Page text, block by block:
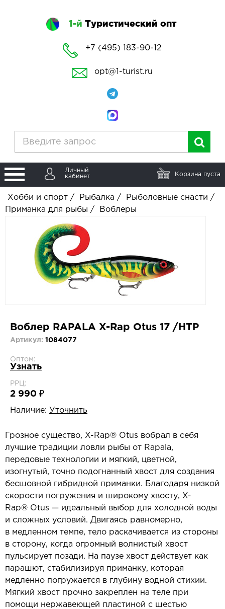
1-й Туристический опт
+7 (495) 183-90-12
opt@1-turist.ru
Личный
кабинет
Корзина пуста
Хобби и спорт / Рыбалка / Рыболовные снасти /
Приманка для рыбы / Воблеры
Воблер RAPALA X-Rap Otus 17 /HTP
Артикул: 1084077
Оптом:
Узнать
РРЦ:
2 990 ₽
Наличие: Уточнить
Грозное существо, X-Rap® Otus вобрал в себя
лучшие традиции ловли рыбы от Rapala,
передовые технологии и мягкий, цветной,
изогнутый, точно подогнанный хвост для создания
бесшовной гибридной приманки. Благодаря низкой
скорости погружения и широкому хвосту, X-
Rap® Otus — идеальный выбор для холодной воды
и сложных условий. Двигаясь равномерно,
в медленном темпе, тело раскачивается из стороны
в сторону, когда огромный волнистый хвост
пульсирует позади. На паузе хвост действует как
парашют, стабилизируя приманку, которая
медленно погружается в глубину водной стихии.
Мягкий хвост прочно закреплен на теле при
помощи нержавеющей пластиной с шестью